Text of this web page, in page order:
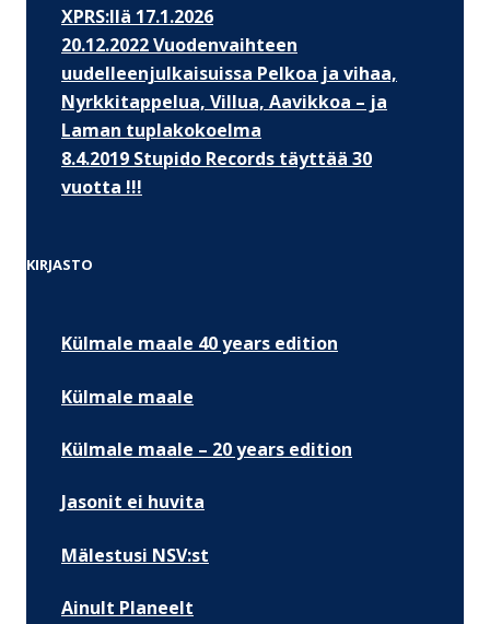
XPRS:llä 17.1.2026
20.12.2022 Vuodenvaihteen
uudelleenjulkaisuissa Pelkoa ja vihaa,
Nyrkkitappelua, Villua, Aavikkoa – ja
Laman tuplakokoelma
8.4.2019 Stupido Records täyttää 30
vuotta !!!
KIRJASTO
Külmale maale 40 years edition
Külmale maale
Külmale maale – 20 years edition
Jasonit ei huvita
Mälestusi NSV:st
Ainult Planeelt